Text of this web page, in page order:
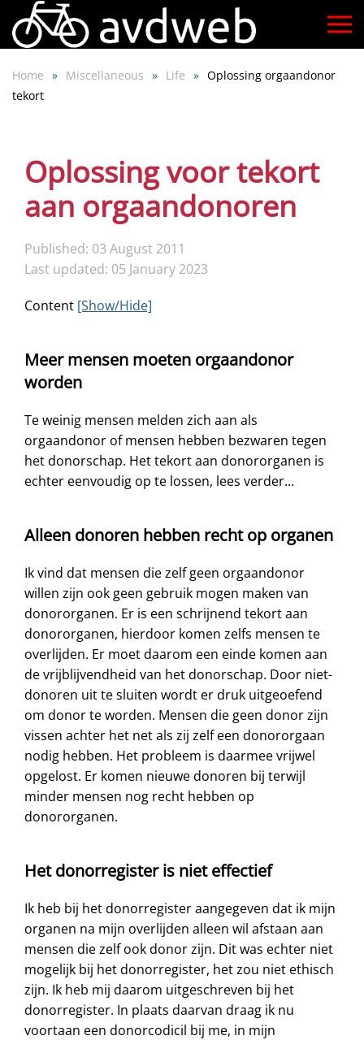
Skip
main
content
Home Miscellaneous Life
Oplossing orgaandonor
tekort
Oplossing voor tekort
aan orgaandonoren
Published: 03 August 2011
Last updated: 05 January 2023
Content [Show/Hide]
Meer mensen moeten orgaandonor
worden
Te weinig mensen melden zich aan als
orgaandonor of mensen hebben bezwaren tegen
het donorschap. Het tekort aan donororganen is
echter eenvoudig op te lossen, lees verder...
Alleen donoren hebben recht op organen
Ik vind dat mensen die zelf geen orgaandonor
willen zijn ook geen gebruik mogen maken van
donororganen. Er is een schrijnend tekort aan
donororganen, hierdoor komen zelfs mensen te
overlijden. Er moet daarom een einde komen aan
de vrijblijvendheid van het donorschap. Door niet-
donoren uit te sluiten wordt er druk uitgeoefend
om donor te worden. Mensen die geen donor zijn
vissen achter het net als zij zelf een donororgaan
nodig hebben. Het probleem is daarmee vrijwel
opgelost. Er komen nieuwe donoren bij terwijl
minder mensen nog recht hebben op
donororganen.
Het donorregister is niet effectief
Ik heb bij het donorregister aangegeven dat ik mijn
organen na mijn overlijden alleen wil afstaan aan
mensen die zelf ook donor zijn. Dit was echter niet
mogelijk bij het donorregister, het zou niet ethisch
zijn. Ik heb mij daarom uitgeschreven bij het
donorregister. In plaats daarvan draag ik nu
voortaan een donorcodicil bij me, in mijn